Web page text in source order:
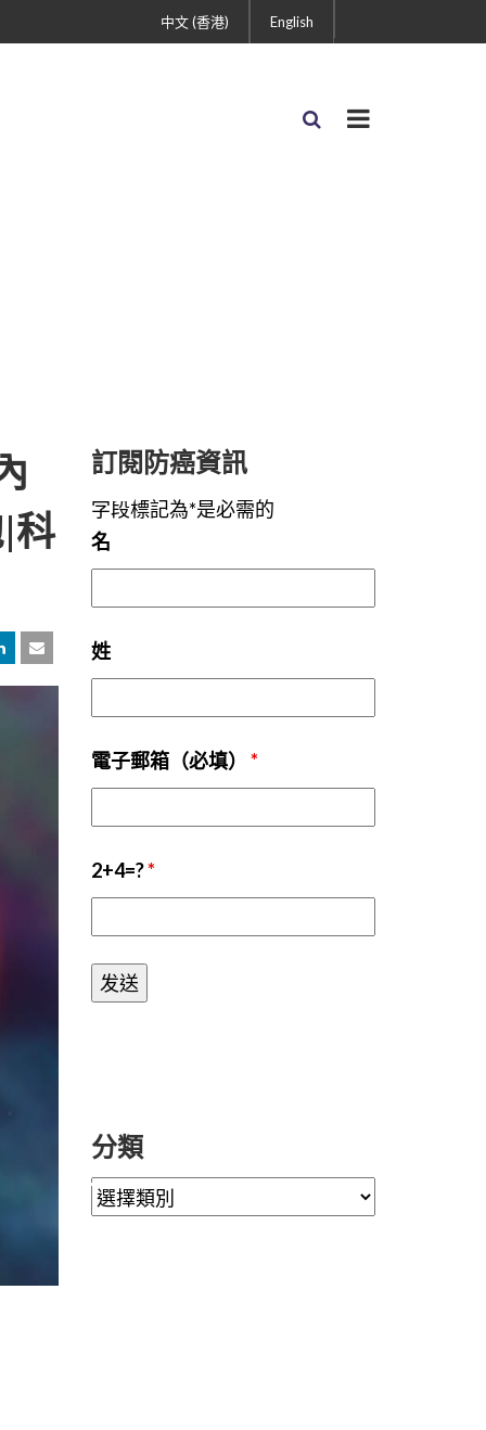
English
中文 (香港)
科
訂閱防癌資訊
字段標記為*是必需的
名
姓
電子郵箱（必填） *
2+4=?*
分類